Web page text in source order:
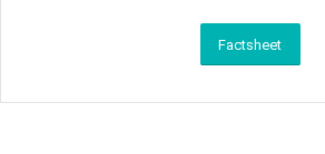
Factsheet